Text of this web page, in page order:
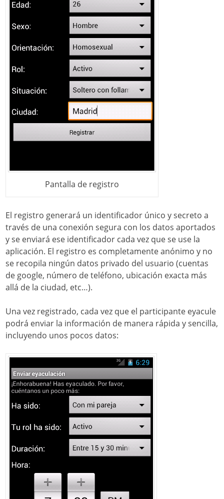
Pantalla de registro
El registro generará un identificador único y secreto a
través de una conexión segura con los datos aportados
y se enviará ese identificador cada vez que se use la
aplicación. El registro es completamente anónimo y no
se recopila ningún datos privado del usuario (cuentas
de google, número de teléfono, ubicación exacta más
allá de la ciudad, etc…).
Una vez registrado, cada vez que el participante eyacule
podrá enviar la información de manera rápida y sencilla,
incluyendo unos pocos datos: